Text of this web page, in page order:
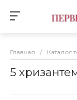
Главная / Каталог
5